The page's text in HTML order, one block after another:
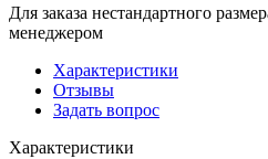
Для заказа нестандартного
менеджером
Характеристики
Отзывы
Задать вопрос
Характеристики